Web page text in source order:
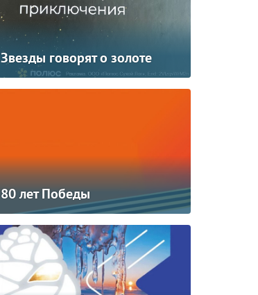
Звезды говорят о золоте
80 лет Победы